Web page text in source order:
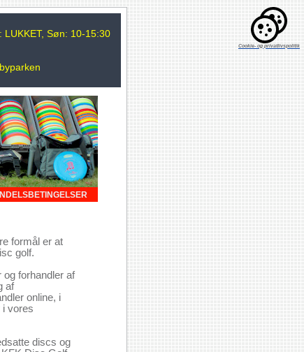
Søn: 10-15:30
formål er at
golf.
forhandler af
af
online, i
i vores
discs og
Cookie- og privatlivspolitik